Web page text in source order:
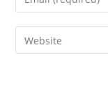
comment
your
email
address
Enter
your